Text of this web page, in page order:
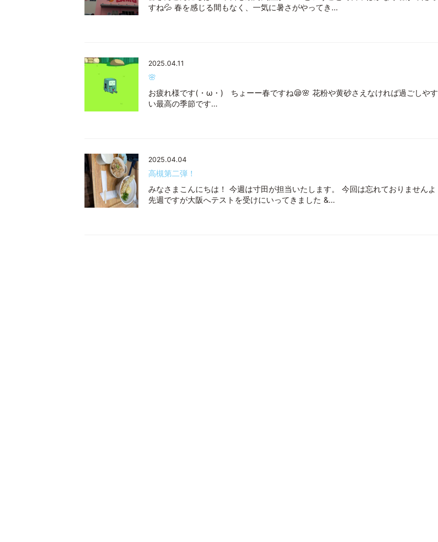
すね💦 春を感じる間もなく、一気に暑さがやってき…
2025.04.11
🌸
お疲れ様です(・ω・) ちょーー春ですね😪🌸 花粉や黄砂さえなければ過ごしやす
い最高の季節です…
2025.04.04
高槻第二弾！
みなさまこんにちは！ 今週は寸田が担当いたします。 今回は忘れておりませんよ
先週ですが大阪へテストを受けにいってきました &…